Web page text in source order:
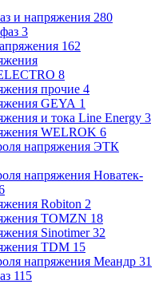
и напряжения 280
3
162
8
прочие 4
GEYA 1
и тока Line Energy 3
WELROK 6
напряжения ЭТК
напряжения Новатек-
Robiton 2
TOMZN 18
Sinotimer 32
TDM 15
напряжения Меандр 31
115